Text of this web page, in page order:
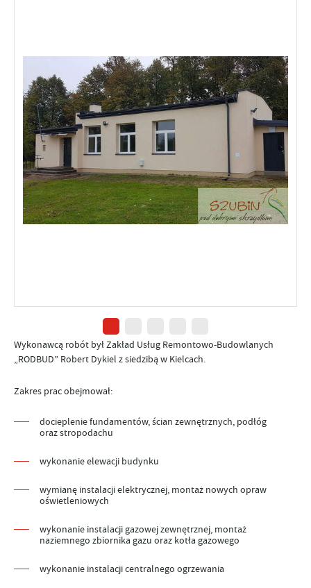
Wykonawcą robót był Zakład Usług Remontowo-Budowlanych
„RODBUD” Robert Dykiel z siedzibą w Kielcach.
Zakres prac obejmował:
docieplenie fundamentów, ścian zewnętrznych, podłóg
oraz stropodachu
wykonanie elewacji budynku
wymianę instalacji elektrycznej, montaż nowych opraw
oświetleniowych
wykonanie instalacji gazowej zewnętrznej, montaż
naziemnego zbiornika gazu oraz kotła gazowego
wykonanie instalacji centralnego ogrzewania